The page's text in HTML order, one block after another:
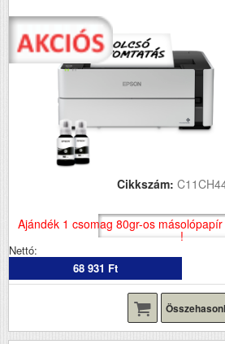
Cikkszám:
Ajándék 1 csomag 80gr-os
!
Nettó:
68 931 Ft